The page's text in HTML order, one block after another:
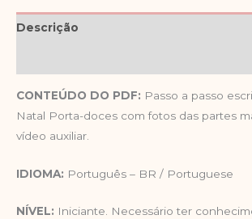
Descrição
CONTEÚDO DO PDF: Passo a passo
Natal Porta-doces com fotos das partes
vídeo auxiliar.
IDIOMA: Português – BR / Portuguese
NÍVEL: Iniciante. Necessário ter